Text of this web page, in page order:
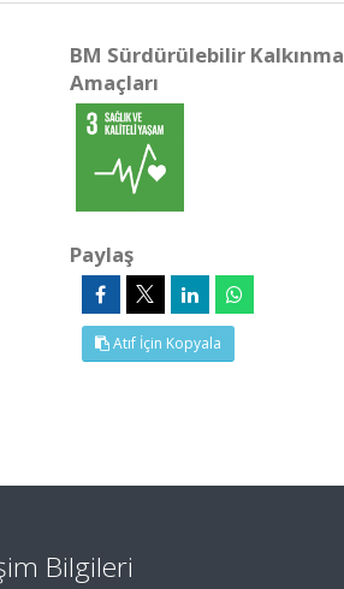
BM Sürdürülebilir Kalkınma
Amaçları
Paylaş
Atıf İçin Kopyala
Bilgileri